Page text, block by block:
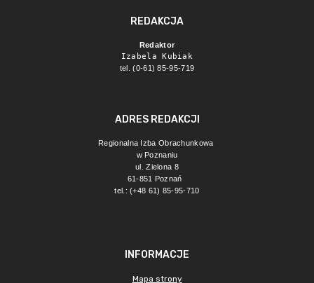
REDAKCJA
Redaktor
Izabela Kubiak
tel. (0-61) 85-95-719
ADRES REDAKCJI
Regionalna Izba Obrachunkowa
w Poznaniu
ul. Zielona 8
61-851 Poznań
tel.: (+48 61) 85-95-710
INFORMACJE
Mapa strony